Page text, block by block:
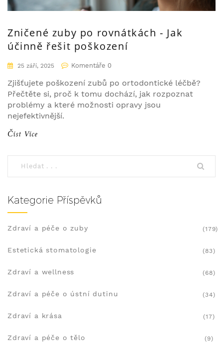
Zničené zuby po rovnátkách - Jak
účinně řešit poškození
25 září, 2025 Komentáře 0
Zjišťujete poškození zubů po ortodontické léčbě?
Přečtěte si, proč k tomu dochází, jak rozpoznat
problémy a které možnosti opravy jsou
nejefektivnější.
Číst Více
Kategorie Příspěvků
Zdraví a péče o zuby (179)
Estetická stomatologie (83)
Zdraví a wellness (68)
Zdraví a péče o ústní dutinu (34)
Zdraví a krása (17)
Zdraví a péče o tělo (9)